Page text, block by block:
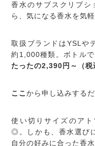
香水のサブスクリプシ
ら、気になる香水を気
取扱ブランドはYSLや
約1,000種類。ボトル
たったの2,390円～（税
ここから申し込みする
使い切りサイズのア
◎。しかも、香水選び
自分の好みに合った香